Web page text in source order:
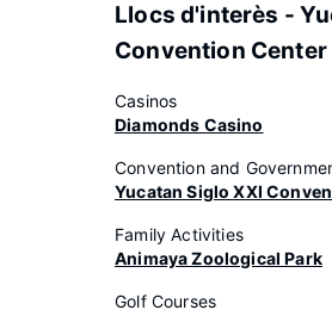
Llocs d'interès -
Convention Center
Casinos
Diamonds Casino
Convention and
Yucatan Siglo XXI
Family Activities
Animaya Zoological Park
Golf Courses